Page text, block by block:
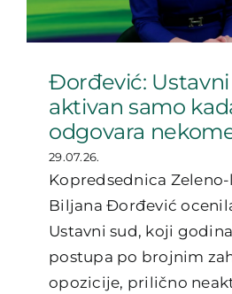
Đorđević:
aktivan samo
odgovara
29.07.26.
Kopredsednica
Biljana Đorđević
Ustavni sud, koji
postupa po brojnim
opozicije, prilično